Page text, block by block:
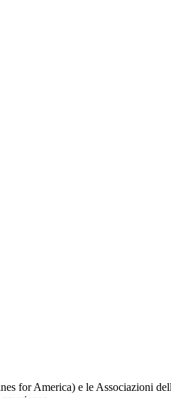
for America) e le Associazioni